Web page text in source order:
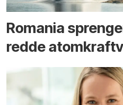
Romania
redde